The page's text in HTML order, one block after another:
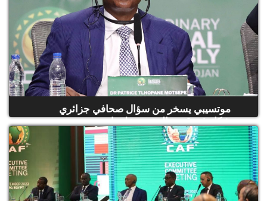
موتسيبي يسخر من سؤال صحافي جزائري
شكك في قدرة المغرب على احت...